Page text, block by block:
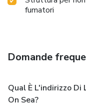
fumatori
Domande
Qual È L'indirizzo Di
On Sea?